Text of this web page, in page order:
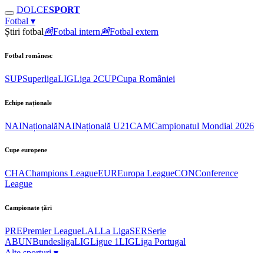
DOLCESPORT
Fotbal ▾
Știri fotbal📰Fotbal intern📰Fotbal extern
Fotbal românesc
SUPSuperligaLIGLiga 2CUPCupa României
Echipe naționale
NAINaționalăNAINațională U21CAMCampionatul Mondial 2026
Cupe europene
CHAChampions LeagueEUREuropa LeagueCONConference
League
Campionate țări
PREPremier LeagueLALLa LigaSERSerie
ABUNBundesligaLIGLigue 1LIGLiga Portugal